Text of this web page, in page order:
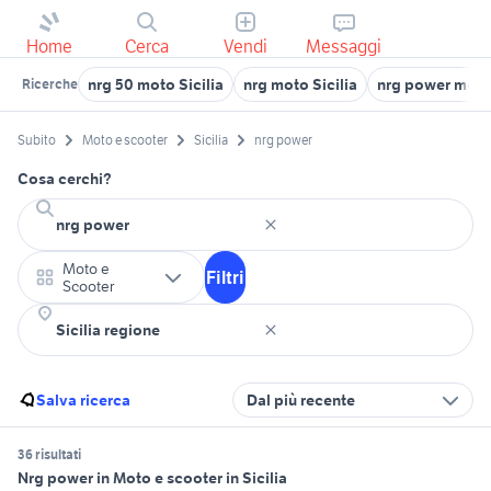
Home Cerca Vendi Messaggi
Ricerche nrg 50 moto Sicilia nrg moto Sicilia nrg power moto
Subito Moto e scooter Sicilia nrg power
Cosa cerchi?
Moto e
Scooter
Filtri
Salva ricerca Dal più recente
36 risultati
Nrg power in Moto e scooter in Sicilia